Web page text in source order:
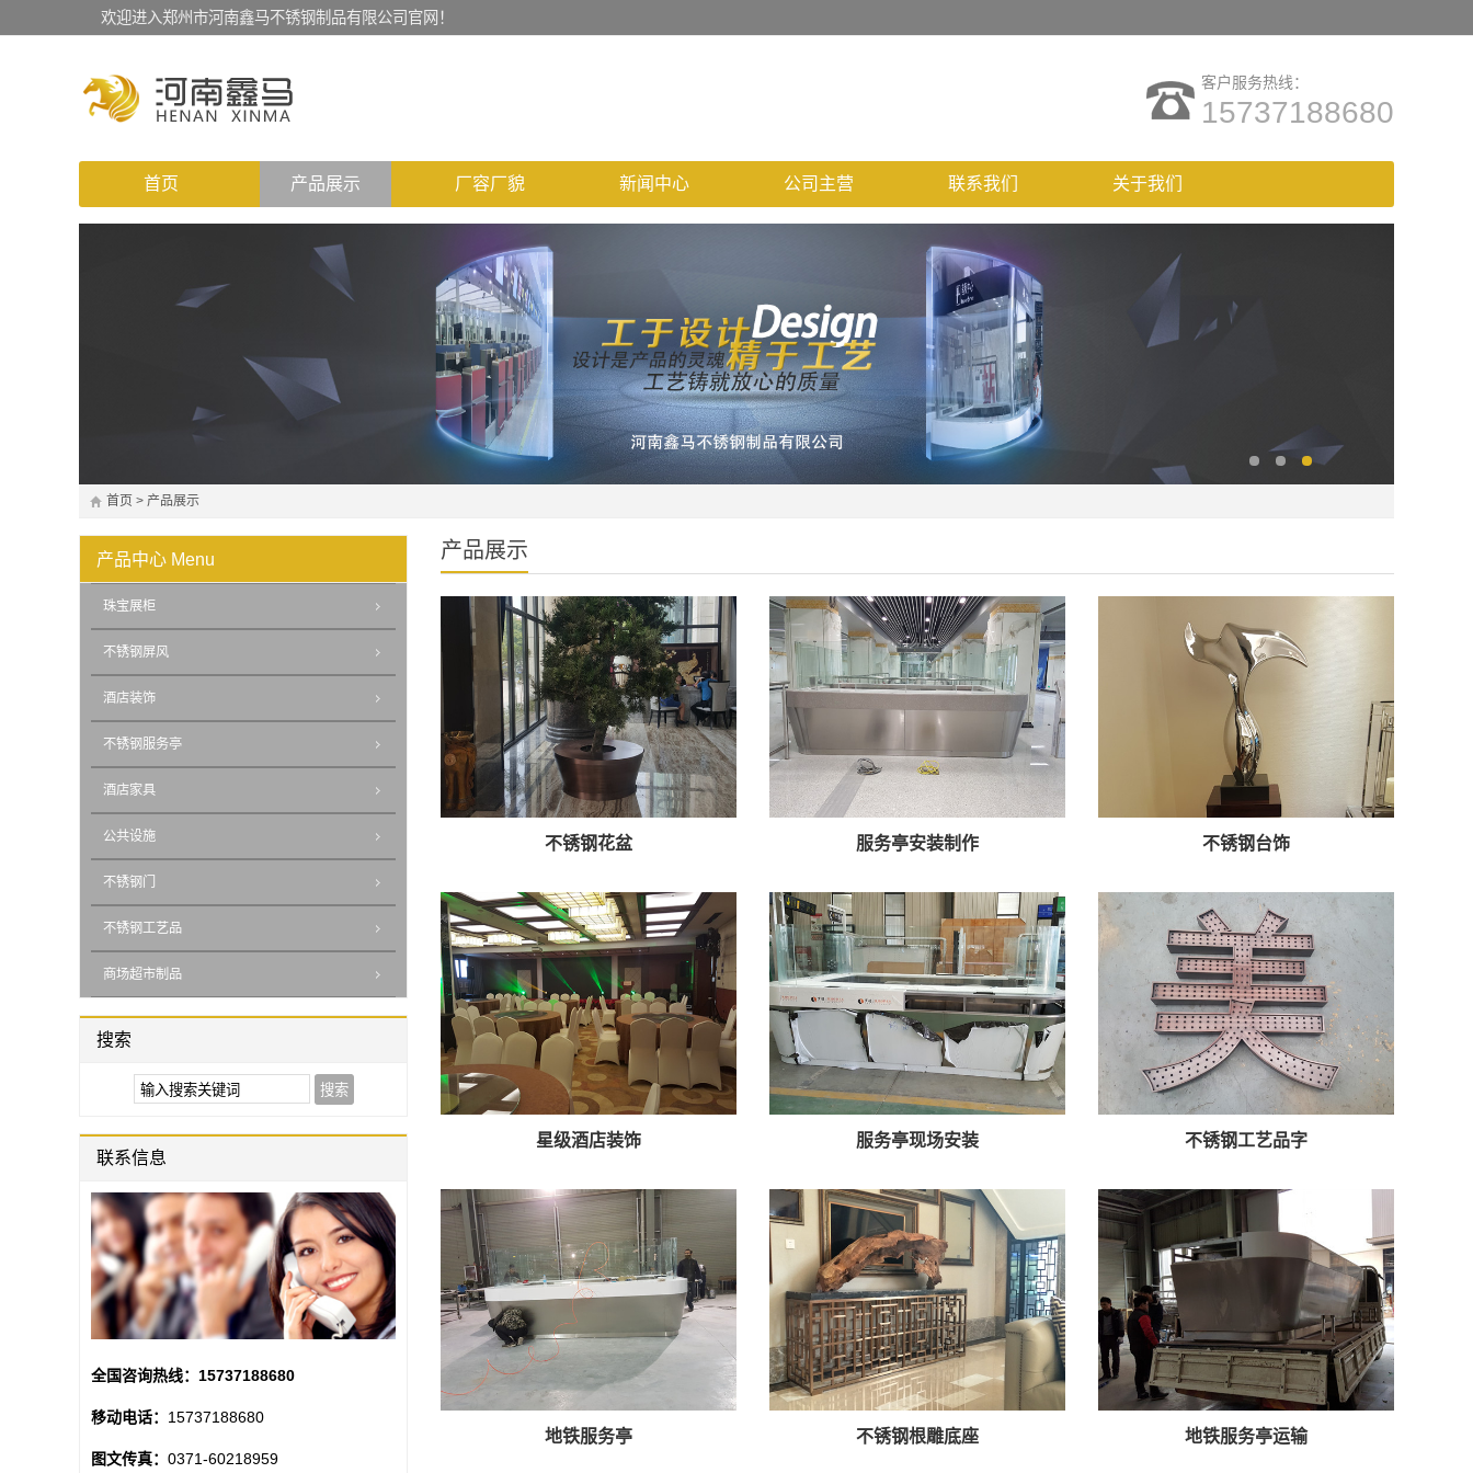
欢迎进入郑州市河南鑫马不锈钢制品有限公司官网！
客户服务热线：
15737188680
首页 产品展示 厂容厂貌 新闻中心 公司主营 联系我们 关于我们
首页 > 产品展示
产品展示
不锈钢花盆 服务亭安装制作 不锈钢台饰
星级酒店装饰 服务亭现场安装 不锈钢工艺品字
地铁服务亭 不锈钢根雕底座 地铁服务亭运输
产品中心 Menu
珠宝展柜
不锈钢屏风
酒店装饰
不锈钢服务亭
酒店家具
公共设施
不锈钢门
不锈钢工艺品
商场超市制品
搜索
联系信息
全国咨询热线： 15737188680
移动电话： 15737188680
图文传真： 0371-60218959